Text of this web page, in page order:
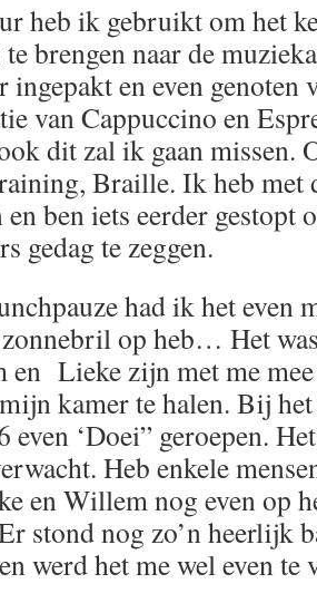
heb ik gebruikt om het
brengen naar de
ingepakt en even genoten
van Cappuccino en
dit zal ik gaan missen.
Braille. Ik heb met
ben iets eerder gestopt
gedag te zeggen.
had ik het even
op heb… Het
Lieke zijn met me mee
kamer te halen. Bij
even ‘Doei” geroepen.
Heb enkele
en Willem nog even op
stond nog zo’n heerlijk
werd het me wel even te